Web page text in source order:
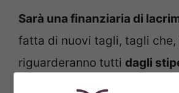
Sarà una finanziaria di
fatta di nuovi tagli, tagli
riguarderanno tutti dagli